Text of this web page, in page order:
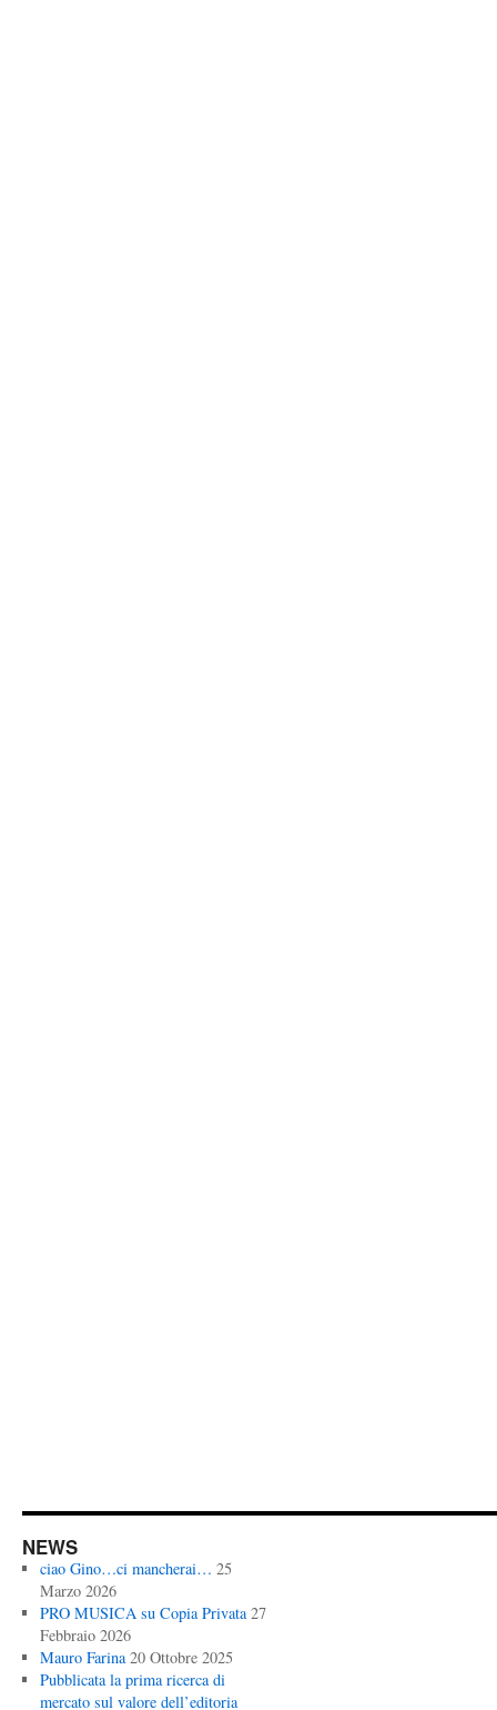
NEWS
ciao Gino…ci mancherai… 25
Marzo 2026
PRO MUSICA su Copia Privata 27
Febbraio 2026
Mauro Farina 20 Ottobre 2025
Pubblicata la prima ricerca di
mercato sul valore dell’editoria